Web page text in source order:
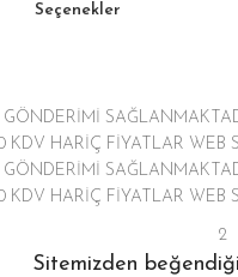
Seçenekler
KDV HARİÇ FİYATLAR WEB
KDV HARİÇ FİYATLAR WEB
2
Sitemizden